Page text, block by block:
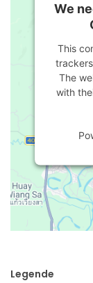
We
This
The
with
Legende